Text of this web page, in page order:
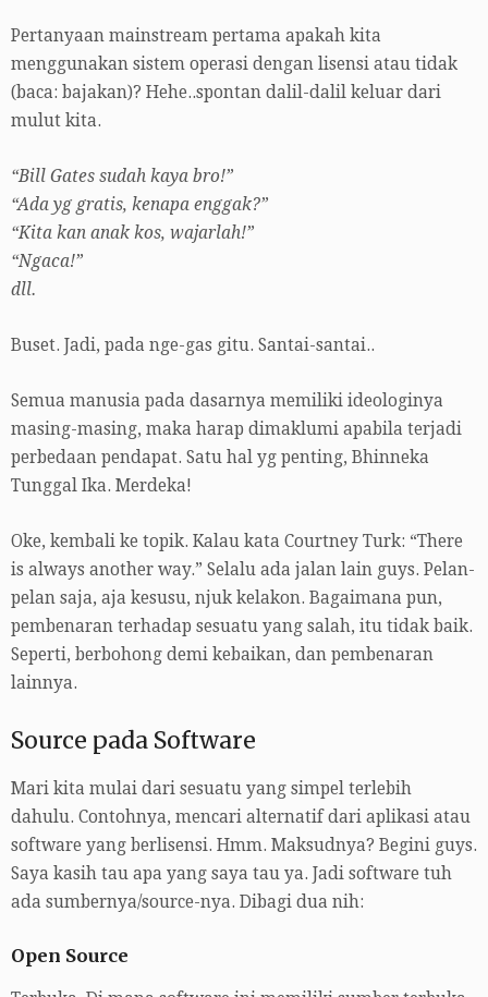
Pertanyaan mainstream pertama apakah kita
menggunakan sistem operasi dengan lisensi atau tidak
(baca: bajakan)? Hehe..spontan dalil-dalil keluar dari
mulut kita.
“Bill Gates sudah kaya bro!”
“Ada yg gratis, kenapa enggak?”
“Kita kan anak kos, wajarlah!”
“Ngaca!”
dll.
Buset. Jadi, pada nge-gas gitu. Santai-santai..
Semua manusia pada dasarnya memiliki ideologinya
masing-masing, maka harap dimaklumi apabila terjadi
perbedaan pendapat. Satu hal yg penting, Bhinneka
Tunggal Ika. Merdeka!
Oke, kembali ke topik. Kalau kata Courtney Turk: “There
is always another way.” Selalu ada jalan lain guys. Pelan-
pelan saja, aja kesusu, njuk kelakon. Bagaimana pun,
pembenaran terhadap sesuatu yang salah, itu tidak baik.
Seperti, berbohong demi kebaikan, dan pembenaran
lainnya.
Source pada Software
Mari kita mulai dari sesuatu yang simpel terlebih
dahulu. Contohnya, mencari alternatif dari aplikasi atau
software yang berlisensi. Hmm. Maksudnya? Begini guys.
Saya kasih tau apa yang saya tau ya. Jadi software tuh
ada sumbernya/source-nya. Dibagi dua nih:
Open Source